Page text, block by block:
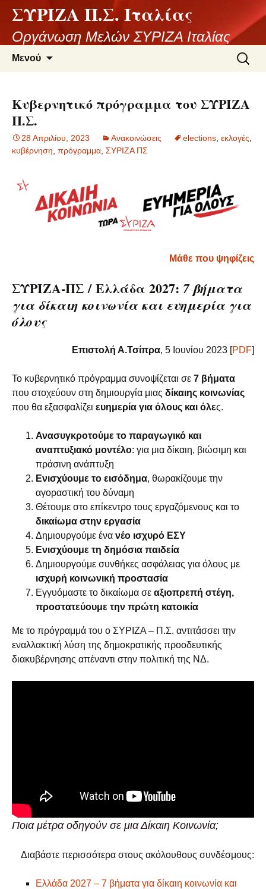
περιεχόμενο
ΣΥΡΙΖΑ Π.Σ. Ιταλίας
Οργάνωση Μελών ΣΥΡΙΖΑ Ιταλίας
Μενού
για:
Κυβερνητικό πρόγραμμα του ΣΥΡΙΖΑ
Π.Σ.
28 Απριλίου, 2023 Ανακοινώσεις elections εκλογές
κυβέρνηση πρόγραμμα ΣΥΡΙΖΑ ΠΣ
Μάθε που ψηφίζεις
ΣΥΡΙΖΑ-ΠΣ / Ελλάδα 2027: 7 βήματα
για δίκαιη κοινωνία και ευημερία για
όλους
Επιστολή Α.Τσίπρα, 5 Ιουνίου 2023 [PDF]
Το κυβερνητικό πρόγραμμα συνοψίζεται σε 7 βήματα
που στοχεύουν στη δημιουργία μιας δίκαιης κοινωνίας
που θα εξασφαλίζει ευημερία για όλους και όλες.
Ανασυγκροτούμε το παραγωγικό και
αναπτυξιακό μοντέλο: για μια δίκαιη, βιώσιμη και
πράσινη ανάπτυξη
Ενισχύουμε το εισόδημα, θωρακίζουμε την
αγοραστική του δύναμη
Θέτουμε στο επίκεντρο τους εργαζόμενους και το
δικαίωμα στην εργασία
Δημιουργούμε ένα νέο ισχυρό ΕΣΥ
Ενισχύουμε τη δημόσια παιδεία
Δημιουργούμε συνθήκες ασφάλειας για όλους με
ισχυρή κοινωνική προστασία
Εγγυόμαστε το δικαίωμα σε αξιοπρεπή στέγη,
προστατεύουμε την πρώτη κατοικία
Με το πρόγραμμά του ο ΣΥΡΙΖΑ – Π.Σ. αντιτάσσει την
εναλλακτική λύση της δημοκρατικής προοδευτικής
διακυβέρνησης απέναντι στην πολιτική της ΝΔ.
Ποια μέτρα οδηγούν σε μια Δίκαιη Κοινωνία;
Διαβάστε περισσότερα στους ακόλουθους συνδέσμους:
Ελλάδα 2027 – 7 βήματα για δίκαιη κοινωνία και